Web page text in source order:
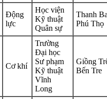
Động
lực
Học viện
Kỹ thuật
Quân sự
Thanh
Phú Thọ
Cơ khí
Trường
Đại học
Sư phạm
Kỹ thuật
Vĩnh
Long
Giồng
Bến Tre